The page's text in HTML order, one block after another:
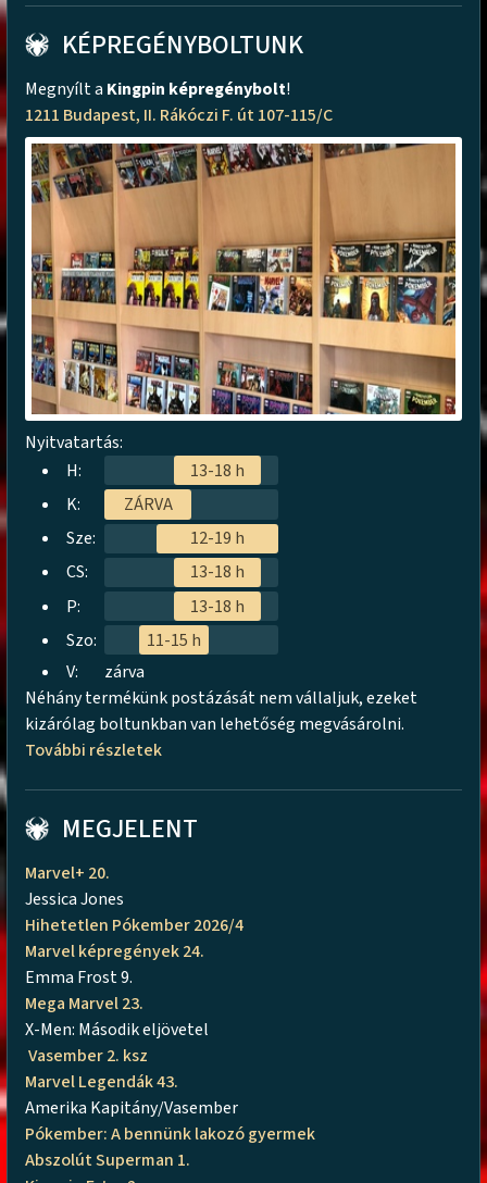
KÉPREGÉNYBOLTUNK
Megnyílt a Kingpin képregénybolt!
1211 Budapest, II. Rákóczi F. út 107-115/C
Nyitvatartás:
H:
13-18 h
K:
ZÁRVA
Sze:
12-19 h
CS:
13-18 h
P:
13-18 h
Szo:
11-15 h
V:
zárva
Néhány termékünk postázását nem vállaljuk, ezeket
kizárólag boltunkban van lehetőség megvásárolni.
További részletek
MEGJELENT
Marvel+ 20.
Jessica Jones
Hihetetlen Pókember 2026/4
Marvel képregények 24.
Emma Frost 9.
Mega Marvel 23.
X-Men: Második eljövetel
Vasember 2. ksz
Marvel Legendák 43.
Amerika Kapitány/Vasember
Pókember: A bennünk lakozó gyermek
Abszolút Superman 1.